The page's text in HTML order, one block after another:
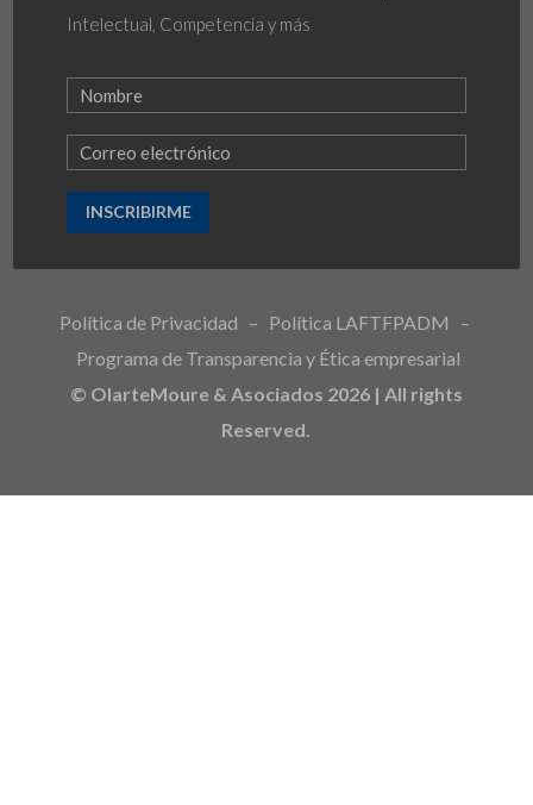
Intelectual, Competencia y más
INSCRIBIRME
Política de Privacidad – Política LAFTFPADM
–
Programa de Transparencia y Ética empresarial
© OlarteMoure & Asociados 2026 | All rights
Reserved.